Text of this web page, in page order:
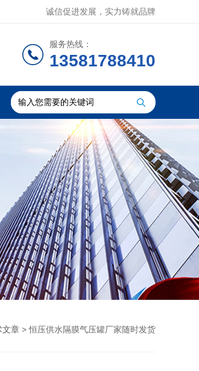
诚信促进发展，实力铸就品牌
服务热线：
13581788410
文章 > 恒压供水隔膜气压罐厂家随时发货